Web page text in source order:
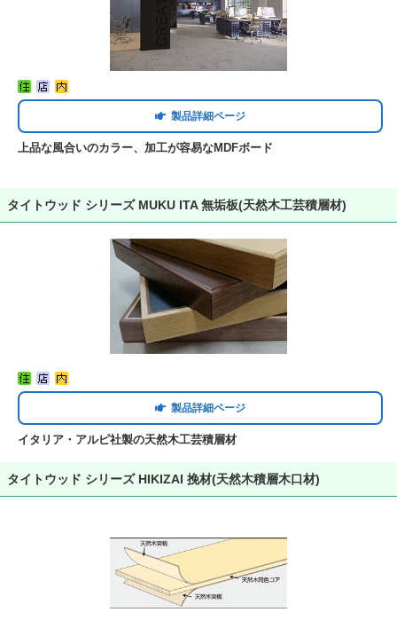
製品詳細ページ
上品な風合いのカラー、加工が容易なMDFボード
タイトウッド シリーズ MUKU ITA 無垢板(天然木工芸積層材)
製品詳細ページ
イタリア・アルピ社製の天然木工芸積層材
タイトウッド シリーズ HIKIZAI 挽材(天然木積層木口材)